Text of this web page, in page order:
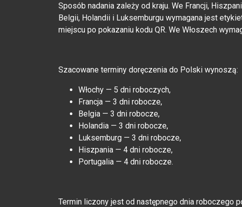
Sposób nadania zależy od kraju. We Francji,
Belgii, Holandii i Luksemburgu wymagana jest
miejscu po pokazaniu kodu QR. We Włoszech
Szacowane terminy doręczenia do Polski wynoszą:
Włochy — 5 dni roboczych,
Francja — 3 dni robocze,
Belgia — 3 dni robocze,
Holandia — 3 dni robocze,
Luksemburg — 3 dni robocze,
Hiszpania — 4 dni robocze,
Portugalia — 4 dni robocze.
Termin liczony jest od następnego dnia roboczego